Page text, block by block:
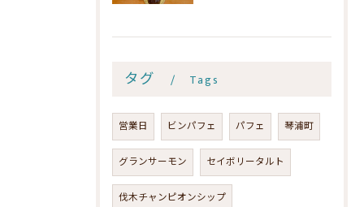
タグ Tags
営業日 ビンパフェ パフェ 琴浦町
グランサーモン セイボリータルト
伐木チャンピオンシップ